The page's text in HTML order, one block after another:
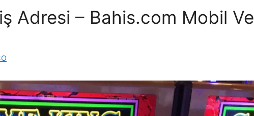
Adresi – Bahis.com Mobil Ve